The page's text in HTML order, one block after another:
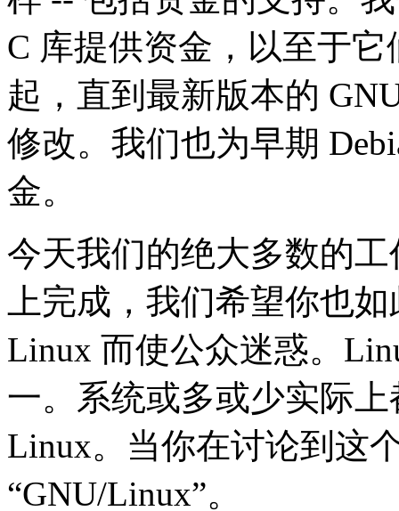
C 库提供资金，以至于
起，直到最新版本的
修改。我们也为早期
金。
今天我们的绝大多数的
上完成，我们希望你也
Linux 而使公众迷惑。
一。系统或多或少实际
Linux。当你在讨论到这
“GNU/Linux”。